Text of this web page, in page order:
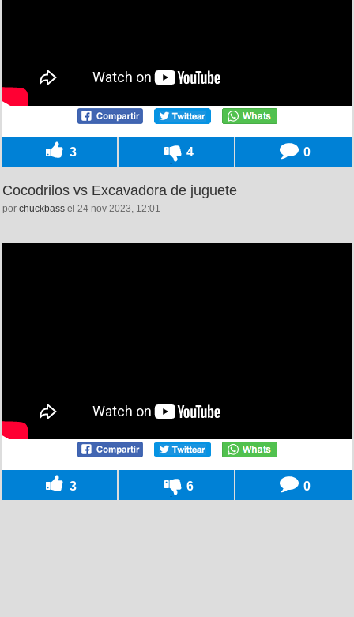
3 4 0
Cocodrilos vs Excavadora de juguete
por chuckbass el 24 nov 2023, 12:01
3 6 0